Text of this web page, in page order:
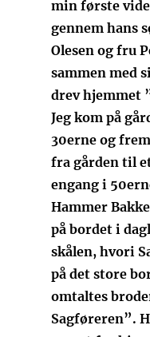
min første
gennem hans
Olesen og fru
sammen med
drev hjemmet
Jeg kom på
30erne og
fra gården til
engang i
Hammer
på bordet i
skålen, hvori
på det store
omtaltes
Sagføreren”.